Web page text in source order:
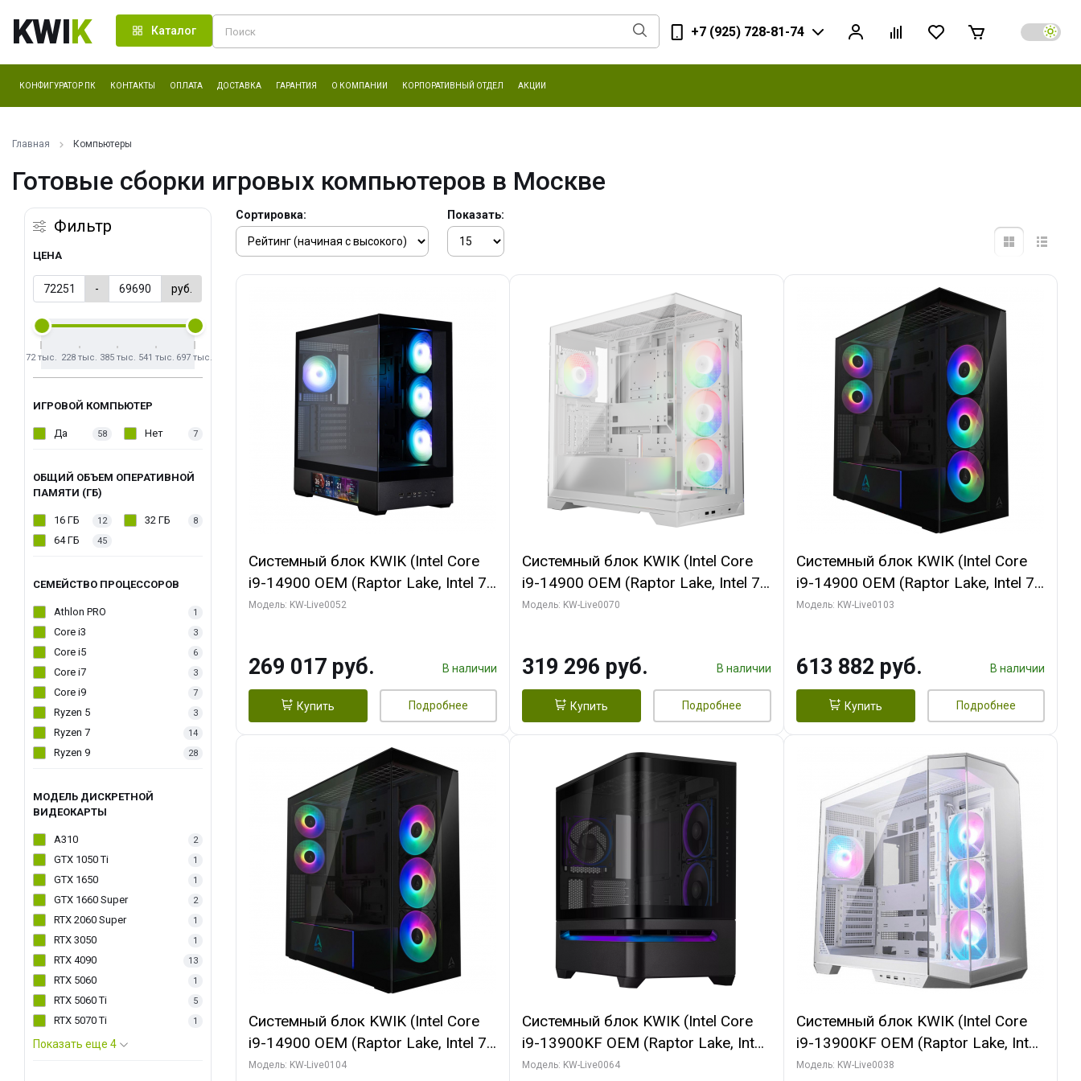
KWIK Каталог +7 (925) 728-81-74
КОНФИГУРАТОР ПК КОНТАКТЫ ОПЛАТА ДОСТАВКА ГАРАНТИЯ О КОМПАНИИ КОРПОРАТИВНЫЙ ОТДЕЛ АКЦИИ
Главная Компьютеры
Готовые сборки игровых компьютеров в Москве
Фильтр
ЦЕНА
- руб.
72 тыс. 228 тыс. 385 тыс. 541 тыс. 697 тыс.
ИГРОВОЙ КОМПЬЮТЕР
Да 58 Нет 7
ОБЩИЙ ОБЪЕМ ОПЕРАТИВНОЙ
ПАМЯТИ (ГБ)
16 ГБ 12 32 ГБ 8
64 ГБ 45
СЕМЕЙСТВО ПРОЦЕССОРОВ
Athlon PRO 1
Core i3 3
Core i5 6
Core i7 3
Core i9 7
Ryzen 5 3
Ryzen 7 14
Ryzen 9 28
МОДЕЛЬ ДИСКРЕТНОЙ
ВИДЕОКАРТЫ
A310 2
GTX 1050 Ti 1
GTX 1650 1
GTX 1660 Super 2
RTX 2060 Super 1
RTX 3050 1
RTX 4090 13
RTX 5060 1
RTX 5060 Ti 5
RTX 5070 Ti 1
Показать еще 4
Сортировка: Показать:
Системный блок KWIK (Intel Core
i9-14900 OEM (Raptor Lake, Intel 7,
C24 16EC/8PC// 64 ГБ ОЗУ (2
256bit 3xDP HD/ 512 ГБ SSD)
Модель: KW-Live0052
269 017 руб. В наличии
Купить Подробнее
Системный блок KWIK (Intel Core
i9-14900 OEM (Raptor Lake, Intel 7,
C24 16EC/8PC// 64 ГБ ОЗУ (2
GDDR7 256bit/ 960 ГБ SSD)
Модель: KW-Live0070
319 296 руб. В наличии
Купить Подробнее
Системный блок KWIK (Intel Core
i9-14900 OEM (Raptor Lake, Intel 7,
C24 16EC/8PC// 64 ГБ ОЗУ (2
Turbo/ 960 ГБ SSD)
Модель: KW-Live0103
613 882 руб. В наличии
Купить Подробнее
Системный блок KWIK (Intel Core
i9-14900 OEM (Raptor Lake, Intel 7,
C24 16EC/8PC// 64 ГБ ОЗУ (2
Модель: KW-Live0104
Системный блок KWIK (Intel Core
i9-13900KF OEM (Raptor Lake, Intel
7, C24 16EC/8P/ 64 ГБ ОЗУ (2
Модель: KW-Live0064
Системный блок KWIK (Intel Core
i9-13900KF OEM (Raptor Lake, Intel
7, C24 16EC/8P/ 32 ГБ ОЗУ (2
Модель: KW-Live0038